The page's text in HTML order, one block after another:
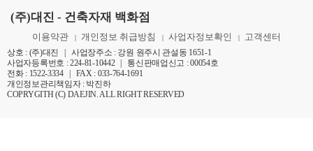
(주)대진 - 건축자재 백화점
이용약관 | 개인정보 취급방침 | 사업자정보확인 | 고객센터
상호 : (주)대진 | 사업장주소 : 강원 원주시 관설동 1651-1
사업자등록번호 : 224-81-10442 | 통신판매업신고 : 00054호
전화 : 1522-3334 | FAX : 033-764-1691
개인정보관리책임자 : 박진하
COPRYGITH (C) DAEJIN. ALL RIGHT RESERVED